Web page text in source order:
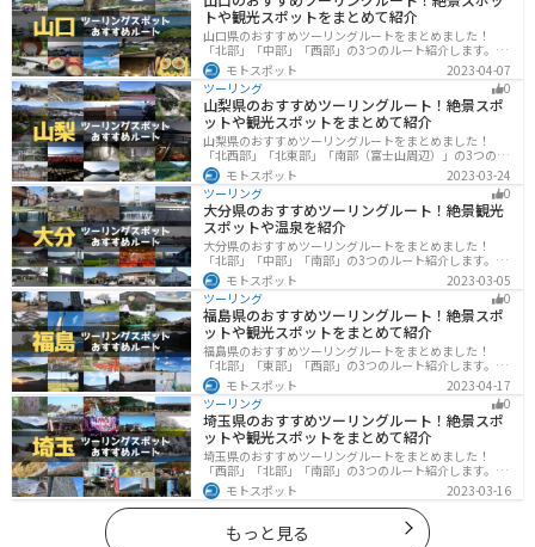
トや観光スポットをまとめて紹介
山口県のおすすめツーリングルートをまとめました！
「北部」「中部」「西部」の3つのルート紹介します。美
しい海岸線や山々を楽しむことができます。バイクで山
口県にツーリングに行く際は参考にしてください。
モトスポット
2023-04-07
ツーリング
0
山梨県のおすすめツーリングルート！絶景スポ
ットや観光スポットをまとめて紹介
山梨県のおすすめツーリングルートをまとめました！
「北西部」「北東部」「南部（富士山周辺）」の3つのル
ート紹介します。富士山を中心に自然豊かな景色や食事
を楽しめるスポットが多数あります。バイクで山梨県に
ツーリングに行く際は参考にしてください。
モトスポット
2023-03-24
ツーリング
0
大分県のおすすめツーリングルート！絶景観光
スポットや温泉を紹介
大分県のおすすめツーリングルートをまとめました！
「北部」「中部」「南部」の3つのルート紹介します。阿
蘇の雄大な自然を満喫できるスポットや温泉を満喫する
ツーリングができます。バイクで大分県にツーリングに
行く際は参考にしてください。
モトスポット
2023-03-05
ツーリング
0
福島県のおすすめツーリングルート！絶景スポ
ットや観光スポットをまとめて紹介
福島県のおすすめツーリングルートをまとめました！
「北部」「東部」「西部」の3つのルート紹介します。内
陸部には山々が連なり、海岸線は太平洋に面してるので
観光スポットが多数あります。バイクで福島県にツーリ
ングに行く際は参考にしてください。
モトスポット
2023-04-17
ツーリング
0
埼玉県のおすすめツーリングルート！絶景スポ
ットや観光スポットをまとめて紹介
埼玉県のおすすめツーリングルートをまとめました！
「西部」「北部」「南部」の3つのルート紹介します。自
然豊かな西側と街中の東側で違った楽しみ方ができま
す。バイクで埼玉県にツーリングに行く際は参考にして
ください。
モトスポット 2023-03-16
もっと見る